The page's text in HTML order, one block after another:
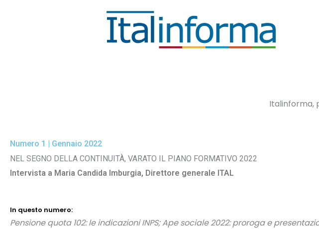
Italinforma,
Numero 1 | Gennaio 2022
NEL SEGNO DELLA CONTINUITÀ, VARATO IL PIANO FORMATIVO 2022
Intervista a Maria Candida Imburgia, Direttore generale ITAL
In questo numero:
Pensione quota 102: le indicazioni INPS; Ape sociale 2022: proroga e